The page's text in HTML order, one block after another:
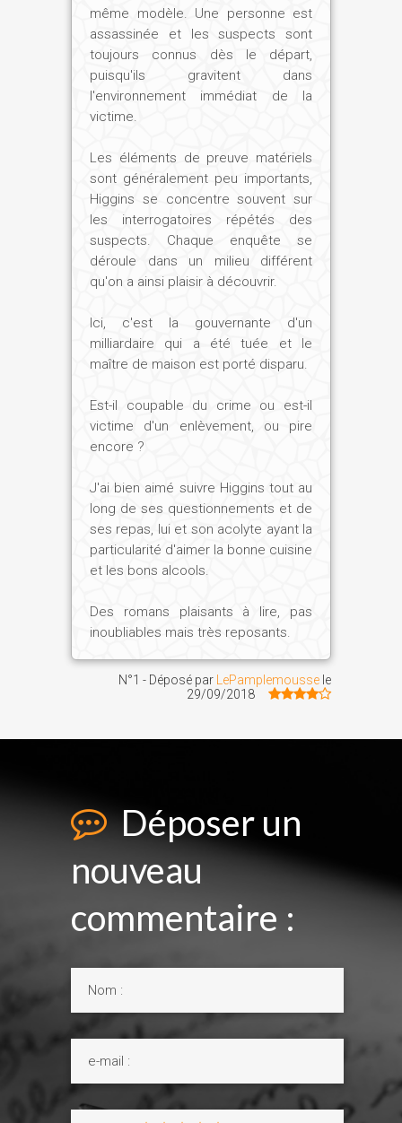
même modèle. Une personne est
assassinée et les suspects sont
toujours connus dès le départ,
puisqu'ils gravitent dans
l'environnement immédiat de la
victime.
Les éléments de preuve matériels
sont généralement peu importants,
Higgins se concentre souvent sur
les interrogatoires répétés des
suspects. Chaque enquête se
déroule dans un milieu différent
qu'on a ainsi plaisir à découvrir.
Ici, c'est la gouvernante d'un
milliardaire qui a été tuée et le
maître de maison est porté disparu.
Est-il coupable du crime ou est-il
victime d'un enlèvement, ou pire
encore ?
J'ai bien aimé suivre Higgins tout au
long de ses questionnements et de
ses repas, lui et son acolyte ayant la
particularité d'aimer la bonne cuisine
et les bons alcools.
Des romans plaisants à lire, pas
inoubliables mais très reposants.
N°1 - Déposé par LePamplemousse le
29/09/2018
Déposer un
nouveau
commentaire :